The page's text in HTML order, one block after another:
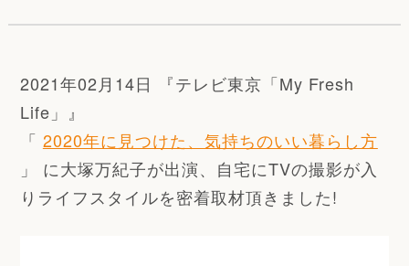
2021年02月14日 『テレビ東京「My Fresh
Life」』
「 2020年に見つけた、気持ちのいい暮らし方
」 に大塚万紀子が出演、自宅にTVの撮影が入
りライフスタイルを密着取材頂きました!